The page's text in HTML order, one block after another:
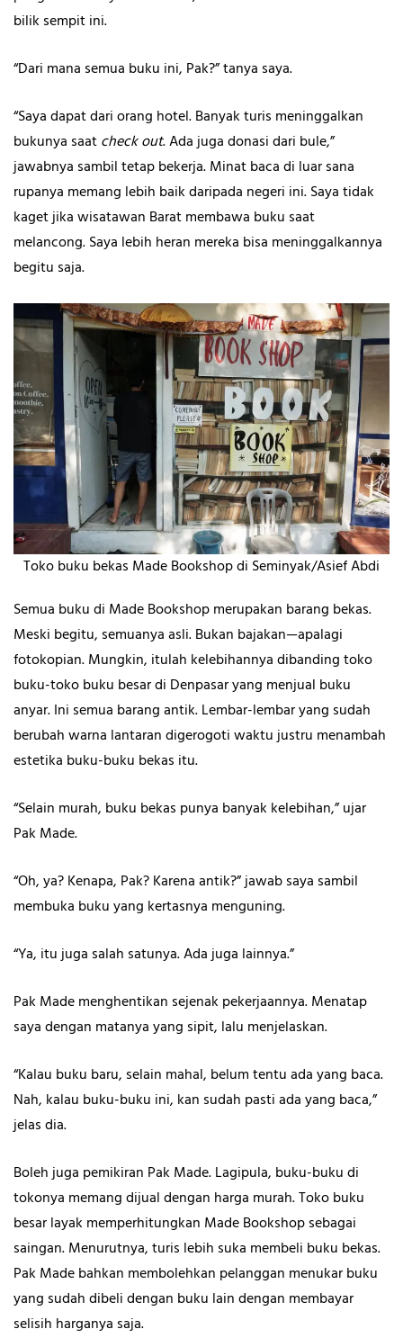
bilik sempit ini.
“Dari mana semua buku ini, Pak?” tanya saya.
“Saya dapat dari orang hotel. Banyak turis meninggalkan
bukunya saatcheck out. Ada juga donasi dari bule,”
jawabnya sambil tetap bekerja. Minat baca di luar sana
rupanya memang lebih baik daripada negeri ini. Saya tidak
kaget jika wisatawan Barat membawa buku saat
melancong. Saya lebih heran mereka bisa meninggalkannya
begitu saja.
Toko buku bekas Made Bookshop di Seminyak/Asief Abdi
Semua buku di Made Bookshop merupakan barang bekas.
Meski begitu, semuanya asli. Bukan bajakan—apalagi
fotokopian. Mungkin, itulah kelebihannya dibanding toko
buku-toko buku besar di Denpasar yang menjual buku
anyar. Ini semua barang antik. Lembar-lembar yang sudah
berubah warna lantaran digerogoti waktu justru menambah
estetika buku-buku bekas itu.
“Selain murah, buku bekas punya banyak kelebihan,” ujar
Pak Made.
“Oh, ya? Kenapa, Pak? Karena antik?” jawab saya sambil
membuka buku yang kertasnya menguning.
“Ya, itu juga salah satunya. Ada juga lainnya.”
Pak Made menghentikan sejenak pekerjaannya. Menatap
saya dengan matanya yang sipit, lalu menjelaskan.
“Kalau buku baru, selain mahal, belum tentu ada yang baca.
Nah, kalau buku-buku ini, kan sudah pasti ada yang baca,”
jelas dia.
Boleh juga pemikiran Pak Made. Lagipula, buku-buku di
tokonya memang dijual dengan harga murah. Toko buku
besar layak memperhitungkan Made Bookshop sebagai
saingan. Menurutnya, turis lebih suka membeli buku bekas.
Pak Made bahkan membolehkan pelanggan menukar buku
yang sudah dibeli dengan buku lain dengan membayar
selisih harganya saja.